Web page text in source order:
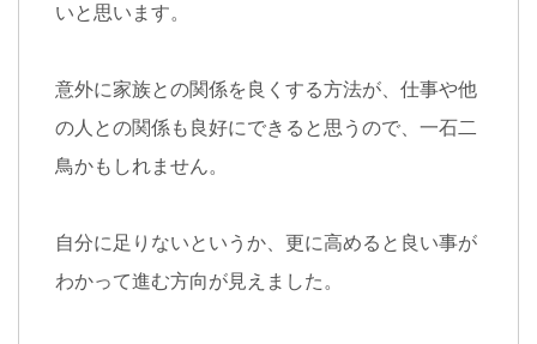
いと思います。
意外に家族との関係を良くする方法が、仕事や他
の人との関係も良好にできると思うので、一石二
鳥かもしれません。
自分に足りないというか、更に高めると良い事が
わかって進む方向が見えました。